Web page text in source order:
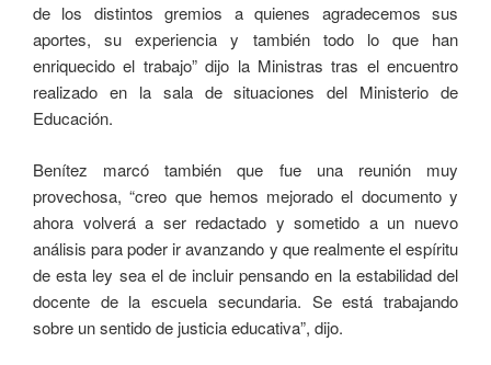
de los distintos gremios a quienes agradecemos sus
aportes, su experiencia y también todo lo que han
enriquecido el trabajo” dijo la Ministras tras el encuentro
realizado en la sala de situaciones del Ministerio de
Educación.
Benítez marcó también que fue una reunión muy
provechosa, “creo que hemos mejorado el documento y
ahora volverá a ser redactado y sometido a un nuevo
análisis para poder ir avanzando y que realmente el espíritu
de esta ley sea el de incluir pensando en la estabilidad del
docente de la escuela secundaria. Se está trabajando
sobre un sentido de justicia educativa”, dijo.